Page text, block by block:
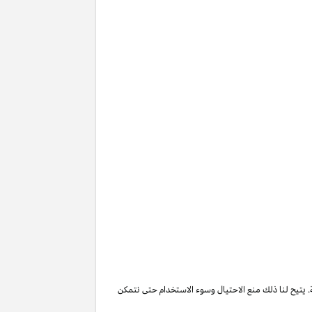
يتيح لنا ذلك منع الاحتيال وسوء الاستخدام حتى نتمكن